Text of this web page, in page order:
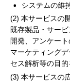
システムの維
(2) 本サービスの
既存製品・サー
開発、アンケー
マーケティング
セス解析等の目的
(3) 本サービスの